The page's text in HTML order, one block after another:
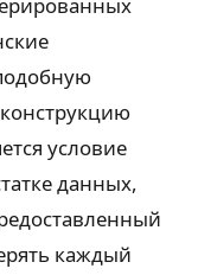
условие
данных,
каждый